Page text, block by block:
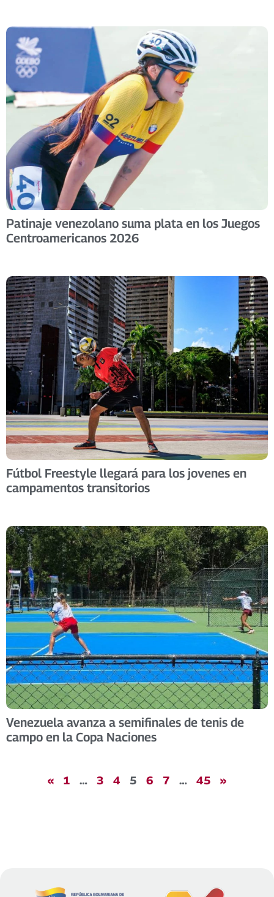
Patinaje venezolano suma plata en los Juegos
Centroamericanos 2026
Fútbol Freestyle llegará para los jovenes en
campamentos transitorios ​
Venezuela avanza a semifinales de tenis de
campo en la Copa Naciones
« 1 … 3 4 5 6 7 … 45 »